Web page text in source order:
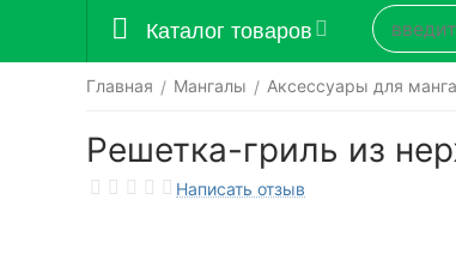
Каталог товаров
Главная / Мангалы / Аксессуары для
Решетка-гриль из
Написать отзыв